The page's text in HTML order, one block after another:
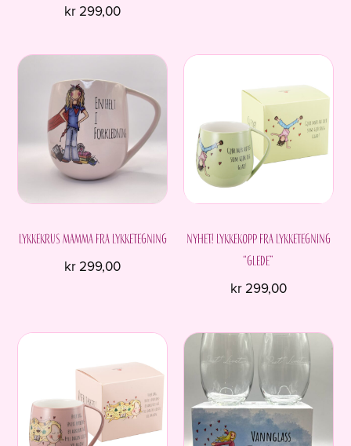
kr 299,00
Lykkekrus MAMMA fra Lykketegning
kr 299,00
Nyhet! Lykkekopp fra Lykketegning
“Glede”
kr299,00